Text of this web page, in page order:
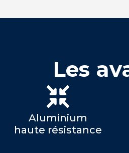
Les
Aluminium
haute résistance